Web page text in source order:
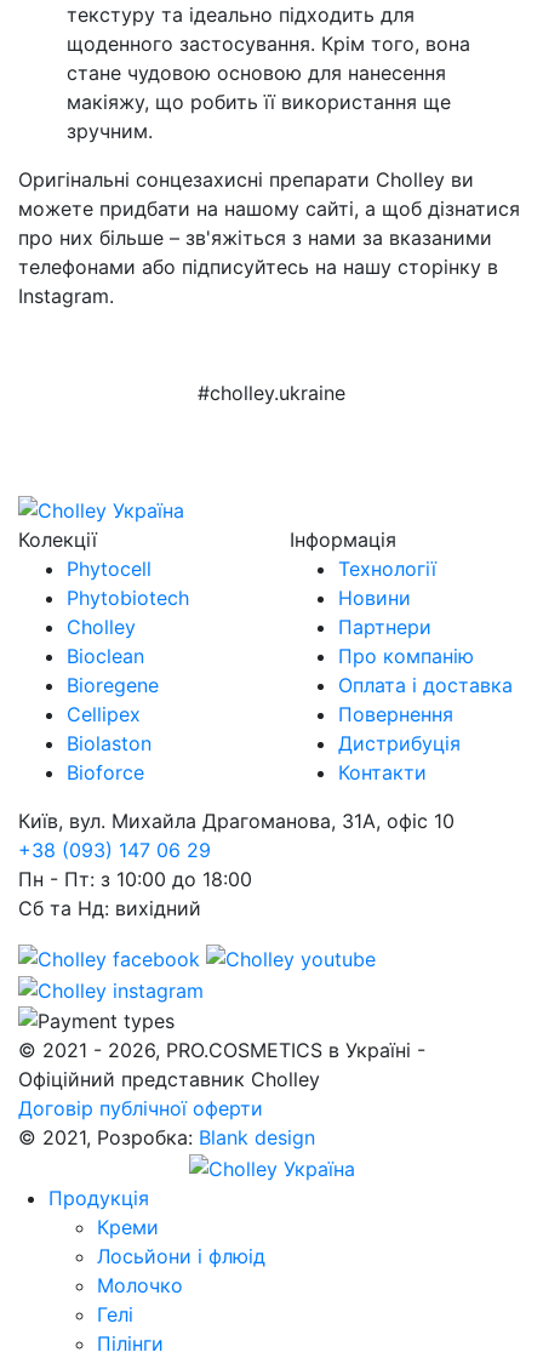
текстуру та ідеально підходить для
щоденного застосування. Крім того, вона
стане чудовою основою для нанесення
макіяжу, що робить її використання ще
зручним.
Оригінальні сонцезахисні препарати Cholley ви
можете придбати на нашому сайті, а щоб дізнатися
про них більше – зв'яжіться з нами за вказаними
телефонами або підписуйтесь на нашу сторінку в
Instagram.
#cholley.ukraine
Колекції
Phytocell
Phytobiotech
Cholley
Bioclean
Bioregene
Cellipex
Biolaston
Bioforce
Інформація
Технології
Новини
Партнери
Про компанію
Оплата і доставка
Повернення
Дистрибуція
Контакти
Київ, вул. Михайла Драгоманова, 31А, офіс 10
+38 (093) 147 06 29
Пн - Пт: з 10:00 до 18:00
Сб та Нд: вихідний
© 2021 - 2026, PRO.COSMETICS в Україні -
Офіційний представник Cholley
Договір публічної оферти
© 2021, Розробка: Blank design
Продукція
Креми
Лосьйони і флюід
Молочко
Гелі
Пілінги